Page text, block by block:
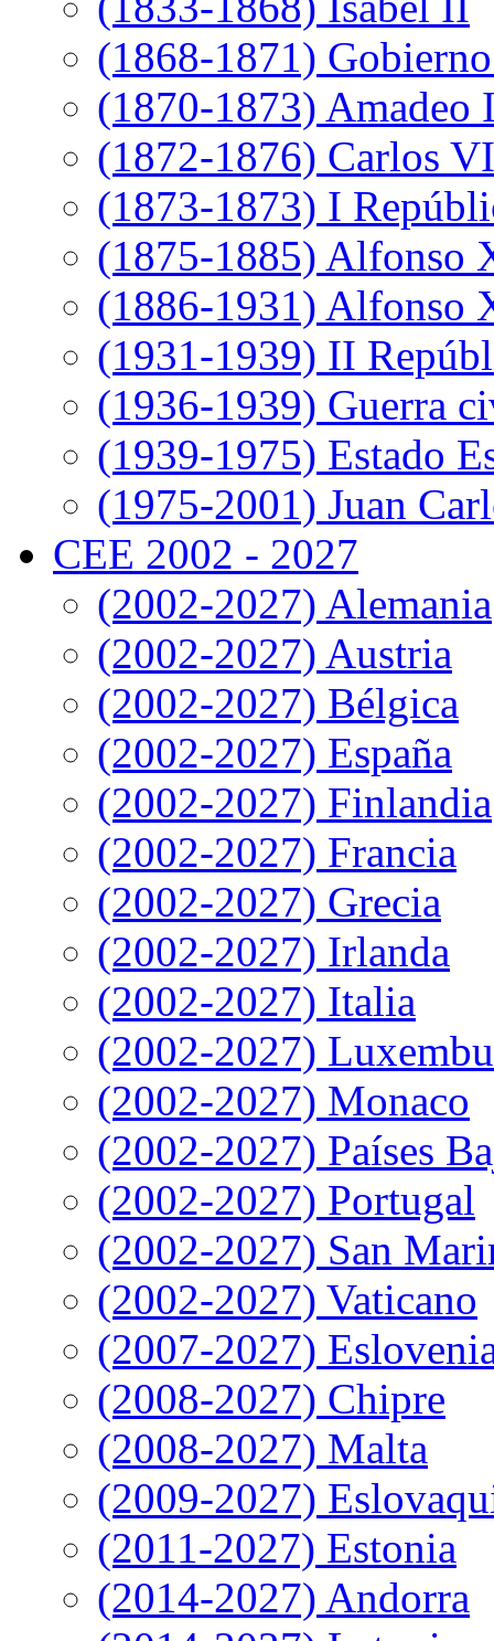
(1868-1871)
(1870-1873) Amadeo
(1872-1876) Carlos
(1873-1873) I
(1875-1885) Alfonso
(1886-1931) Alfonso
(1931-1939) II
(1936-1939) Guerra
(1939-1975) Estado
(1975-2001) Juan
CEE 2002 - 2027
(2002-2027) Alemania
(2002-2027) Austria
(2002-2027) Bélgica
(2002-2027) España
(2002-2027) Finlandia
(2002-2027) Francia
(2002-2027) Grecia
(2002-2027) Irlanda
(2002-2027) Italia
(2002-2027)
(2002-2027) Monaco
(2002-2027) Países
(2002-2027) Portugal
(2002-2027) San
(2002-2027) Vaticano
(2007-2027)
(2008-2027) Chipre
(2008-2027) Malta
(2009-2027)
(2011-2027) Estonia
(2014-2027) Andorra